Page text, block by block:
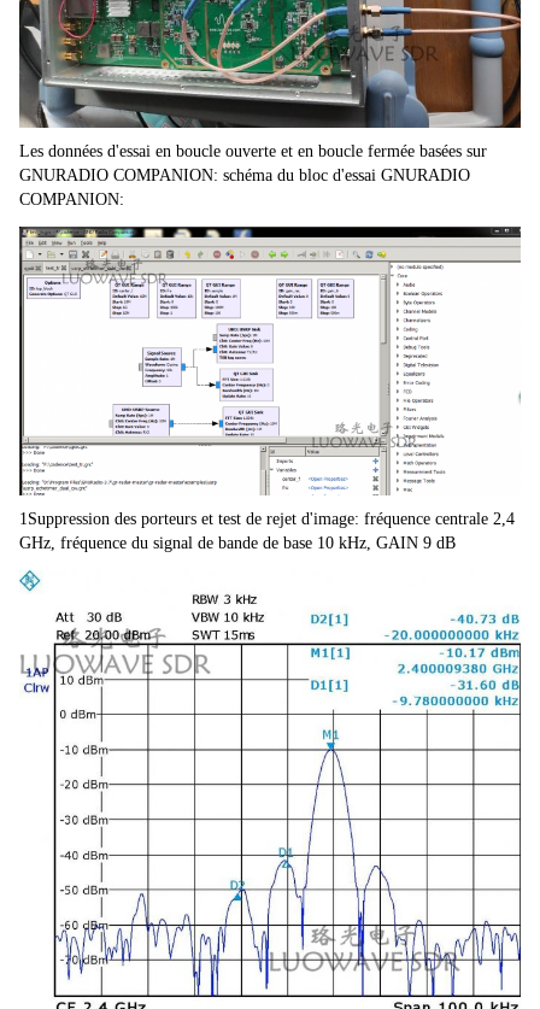
Les données d'essai en boucle ouverte et en boucle fermée basées sur
GNURADIO COMPANION: schéma du bloc d'essai GNURADIO
COMPANION:
1Suppression des porteurs et test de rejet d'image: fréquence centrale 2,4
GHz, fréquence du signal de bande de base 10 kHz, GAIN 9 dB